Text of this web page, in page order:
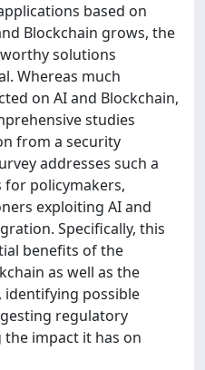
based on
Blockchain grows, the
solutions
Whereas much
on AI and Blockchain,
studies
from a security
addresses such a
for policymakers,
exploiting AI and
Specifically, this
benefits of the
as well as the
identifying possible
regulatory
impact it has on